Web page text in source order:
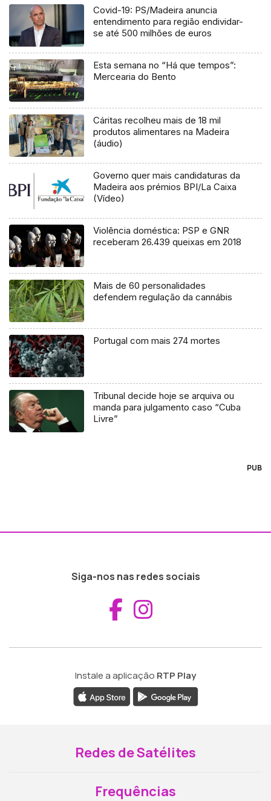
Covid-19: PS/Madeira anuncia
entendimento para região endividar-
se até 500 milhões de euros
Esta semana no “Há que tempos”:
Mercearia do Bento
Cáritas recolheu mais de 18 mil
produtos alimentares na Madeira
(áudio)
Governo quer mais candidaturas da
Madeira aos prémios BPI/La Caixa
(Vídeo)
Violência doméstica: PSP e GNR
receberam 26.439 queixas em 2018
Mais de 60 personalidades
defendem regulação da cannábis
Portugal com mais 274 mortes
Tribunal decide hoje se arquiva ou
manda para julgamento caso “Cuba
Livre”
PUB
Siga-nos nas redes sociais
Aceder ao
Instale a aplicação RTP Play
Redes de Satélites
Frequências